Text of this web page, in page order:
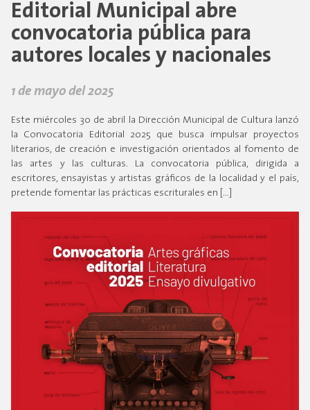
Editorial Municipal abre
convocatoria pública para
autores locales y nacionales
1 de mayo del 2025
Este miércoles 30 de abril la Dirección Municipal de Cultura lanzó
la Convocatoria Editorial 2025 que busca impulsar proyectos
literarios, de creación e investigación orientados al fomento de
las artes y las culturas. La convocatoria pública, dirigida a
escritores, ensayistas y artistas gráficos de la localidad y el país,
pretende fomentar las prácticas escriturales en […]